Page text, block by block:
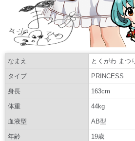
なまえ とくがわ まつ
タイプ PRINCESS
身長 163cm
体重 44kg
血液型 AB型
年齢 19歳